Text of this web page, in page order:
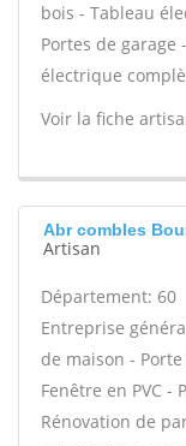
bois - Tableau
Portes de garage
électrique
Voir la fiche
Abr combles
Artisan
Département: 60
Entreprise
de maison -
Fenêtre en PVC -
Rénovation de